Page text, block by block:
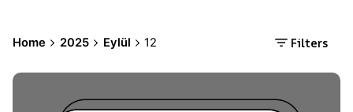
Home 2025 Eylül 12 Filters